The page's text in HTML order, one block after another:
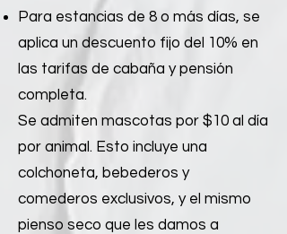
Para estancias de 8 o más días, se
aplica un descuento fijo del 10% en
las tarifas de cabaña y pensión
completa.
Se admiten mascotas por $10 al día
por animal. Esto incluye una
colchoneta, bebederos y
comederos exclusivos, y el mismo
pienso seco que les damos a